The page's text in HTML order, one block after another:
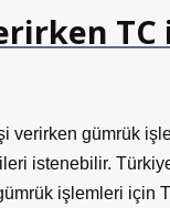
verirken gümrük
istenebilir.
işlemleri için